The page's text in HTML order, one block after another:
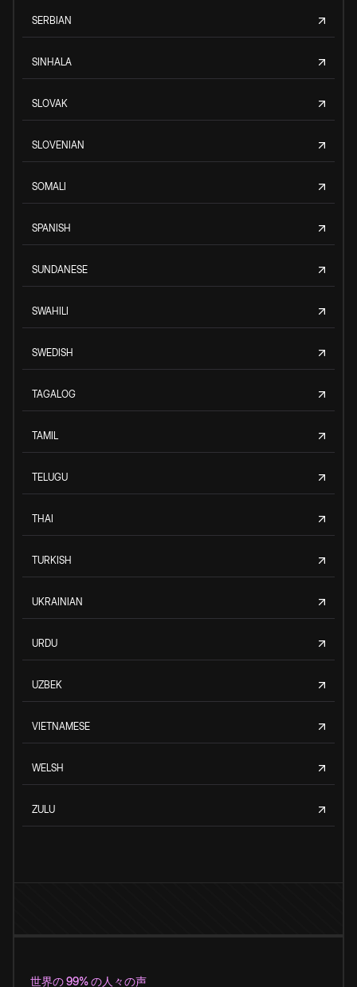
SERBIAN
SINHALA
SLOVAK
SLOVENIAN
SOMALI
SPANISH
SUNDANESE
SWAHILI
SWEDISH
TAGALOG
TAMIL
TELUGU
THAI
TURKISH
UKRAINIAN
URDU
UZBEK
VIETNAMESE
WELSH
ZULU
世界の 99% の人々の声